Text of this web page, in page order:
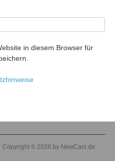
in diesem Browser für
Copyright © 2026 by NewCarz.de